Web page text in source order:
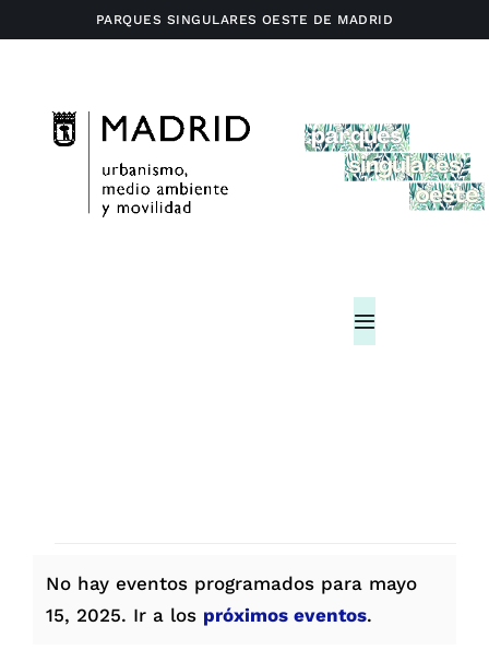
al
PARQUES SINGULARES OESTE DE MADRID
Toggle
Recursos
EN
MAYO
Aviso
No hay eventos programados para mayo
15, 2025. Ir a los próximos eventos.